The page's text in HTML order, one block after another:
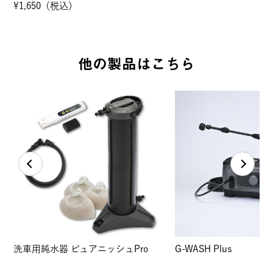
¥1,650（税込）
他の製品はこちら
G-WASH Plus
洗車特化ホースリール